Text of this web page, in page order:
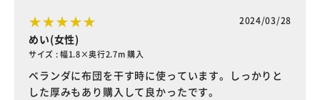
2024/03/28
めい(女性)
サイズ : 幅1.8×奥行2.7m 購入
ベランダに布団を干す時に使っています。しっかりと
した厚みもあり購入して良かったです。